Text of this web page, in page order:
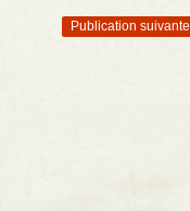
Publication suivante